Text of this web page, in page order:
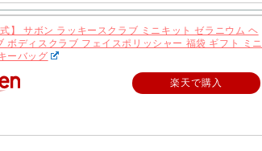
式】 サボン ラッキースクラブ ミニキット ゼラニウム ヘ
ボディスクラブ フェイスポリッシャー 福袋 ギフト ミニ
ーバッグ
楽天で購入